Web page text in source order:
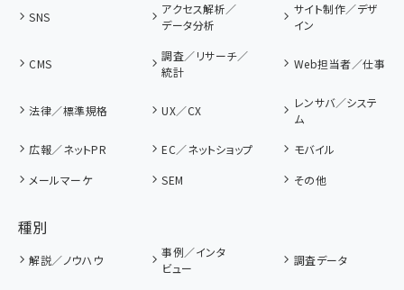
SNS
アクセス解析／
データ分析
サイト制作／デザ
イン
CMS
調査／リサーチ／
統計
Web担当者／仕事
法律／標準規格 UX／CX
レンサバ／システ
ム
広報／ネットPR
EC／ネットショップ
モバイル
メールマーケ
SEM その他
種別
解説／ノウハウ
事例／インタ
ビュー
調査データ